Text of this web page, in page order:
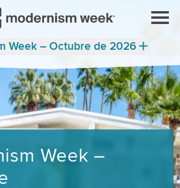
Week – Octubre de 2026
Week –